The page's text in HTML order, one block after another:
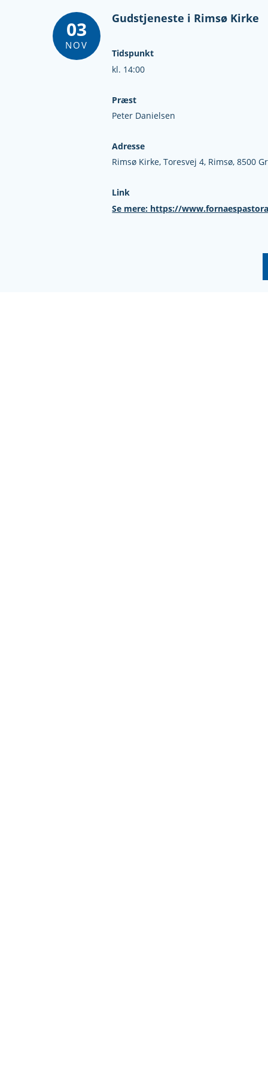
03
NOV
Gudstjeneste i Rimsø Kirke
Tidspunkt
kl. 14:00
Præst
Peter Danielsen
Adresse
Rimsø Kirke,Toresvej 4, Rimsø,8500
Link
Se mere: https://